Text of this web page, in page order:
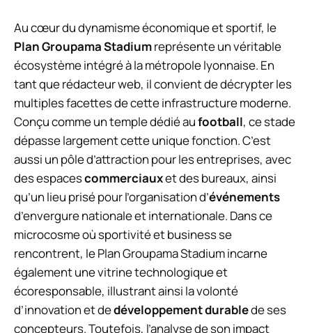
Au cœur du dynamisme économique et sportif, le
Plan Groupama Stadiumreprésente un véritable
écosystème intégré à la métropole lyonnaise. En
tant que rédacteur web, il convient de décrypter les
multiples facettes de cette infrastructure moderne.
Conçu comme un temple dédié aufootball, ce stade
dépasse largement cette unique fonction. C’est
aussi un pôle d’attraction pour les entreprises, avec
des espacescommerciauxet des bureaux, ainsi
qu’un lieu prisé pour l’organisation d’événements
d’envergure nationale et internationale. Dans ce
microcosme où sportivité et business se
rencontrent, le Plan Groupama Stadium incarne
également une vitrine technologique et
écoresponsable, illustrant ainsi la volonté
d’innovation et dedéveloppement durablede ses
concepteurs. Toutefois, l’analyse de son impact